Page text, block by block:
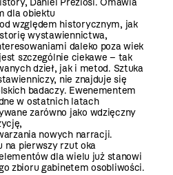
Daniel Preziosi. Omawia
dla obiektu
względem historycznym, jak
wystawiennictwa,
daleko poza wiek
szczególnie ciekawe – tak
dzieł, jak i metod. Sztuka
nie znajduje się
badaczy. Ewenementem
w ostatnich latach
zarówno jako wdzięczny
nowych narracji.
na pierwszy rzut oka
dla wielu już stanowi
zbioru gabinetem osobliwości.